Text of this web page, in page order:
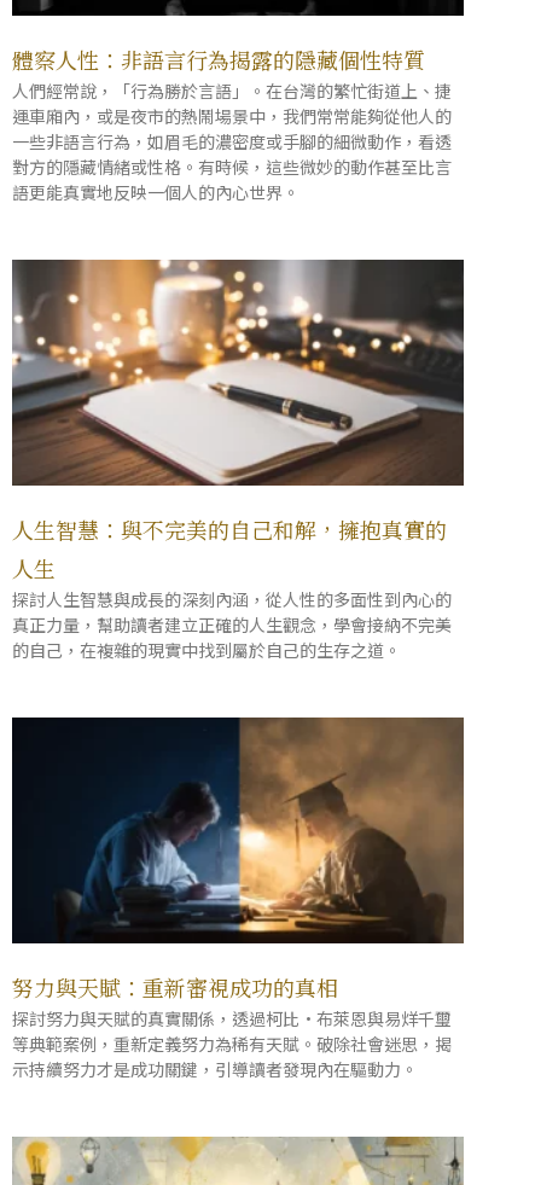
體察人性：非語言行為揭露的隱藏個性特質
人們經常說，「行為勝於言語」。在台灣的繁忙街道上、捷
運車廂內，或是夜市的熱鬧場景中，我們常常能夠從他人的
一些非語言行為，如眉毛的濃密度或手腳的細微動作，看透
對方的隱藏情緒或性格。有時候，這些微妙的動作甚至比言
語更能真實地反映一個人的內心世界。
人生智慧：與不完美的自己和解，擁抱真實的
人生
探討人生智慧與成長的深刻內涵，從人性的多面性到內心的
真正力量，幫助讀者建立正確的人生觀念，學會接納不完美
的自己，在複雜的現實中找到屬於自己的生存之道。
努力與天賦：重新審視成功的真相
探討努力與天賦的真實關係，透過柯比·布萊恩與易烊千璽
等典範案例，重新定義努力為稀有天賦。破除社會迷思，揭
示持續努力才是成功關鍵，引導讀者發現內在驅動力。